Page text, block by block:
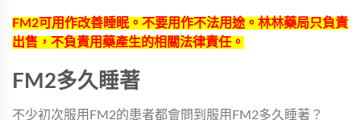
FM2可用作改善睡眠。不要用作不法用途。林林藥局只負責
出售，不負責用藥產生的相關法律責任。
FM2多久睡著
不少初次服用FM2的患者都會問到服用FM2多久睡著？